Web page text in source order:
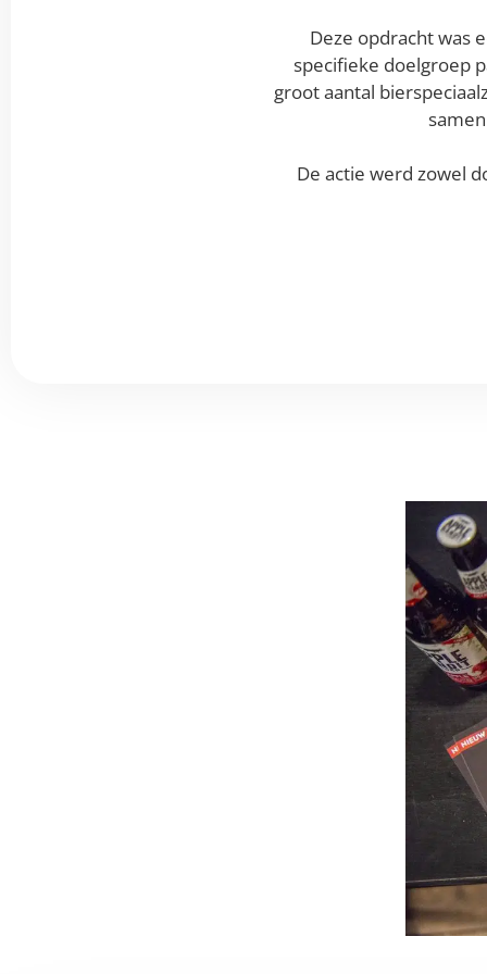
Deze opdracht was
specifieke doelgroep
groot aantal
De actie werd zowel